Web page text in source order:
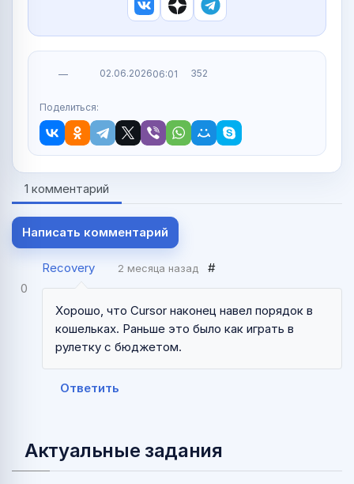
— 02.06.202606:01 352
Поделиться:
1 комментарий
Написать комментарий
0
Recovery 2 месяца назад #
Хорошо, что Cursor наконец навел порядок в
кошельках. Раньше это было как играть в
рулетку с бюджетом.
Ответить
Актуальные задания